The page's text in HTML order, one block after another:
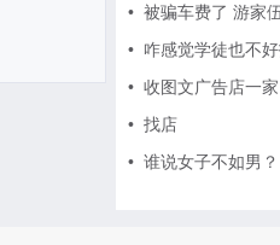
• 被骗车费了 游家伍
• 咋感觉学徒也不好招，
• 收图文广告店一家
• 找店
• 谁说女子不如男？